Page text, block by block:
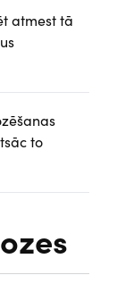
atmest tā
to